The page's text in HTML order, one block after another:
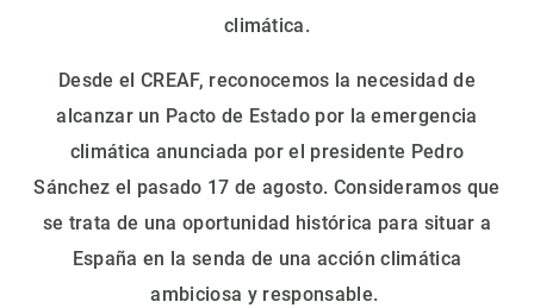
climática.
Desde el CREAF, reconocemos la necesidad de
alcanzar un Pacto de Estado por la emergencia
climática anunciada por el presidente Pedro
Sánchez el pasado 17 de agosto. Consideramos que
se trata de una oportunidad histórica para situar a
España en la senda de una acción climática
ambiciosa y responsable.